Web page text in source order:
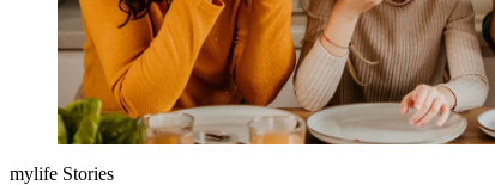
mylife Stories